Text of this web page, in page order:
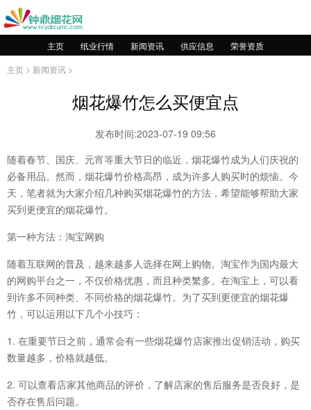
主页 纸业行情 新闻资讯 供应信息
荣誉资质
主页 > 新闻资讯 >
烟花爆竹怎么买便宜点
发布时间:2023-07-19 09:56
随着春节、国庆、元宵等重大节日的临近，烟花爆竹成为人们庆祝的
必备用品。然而，烟花爆竹价格高昂，成为许多人购买时的烦恼。今
天，笔者就为大家介绍几种购买烟花爆竹的方法，希望能够帮助大家
买到更便宜的烟花爆竹。
第一种方法：淘宝网购
随着互联网的普及，越来越多人选择在网上购物。淘宝作为国内最大
的网购平台之一，不仅价格优惠，而且种类繁多。在淘宝上，可以看
到许多不同种类、不同价格的烟花爆竹。为了买到更便宜的烟花爆
竹，可以运用以下几个小技巧：
1. 在重要节日之前，通常会有一些烟花爆竹店家推出促销活动，购买
数量越多，价格就越低。
2. 可以查看店家其他商品的评价，了解店家的售后服务是否良好，是
否存在售后问题。